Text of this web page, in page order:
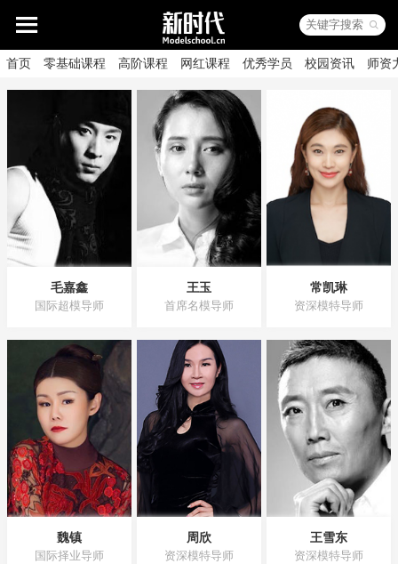
首页 零基础课程 高阶课程 网红课程 优秀学员 校园资讯 师资
毛嘉鑫
国际超模导师
王玉
首席名模导师
常凯琳
资深模特导师
魏镇
国际择业导师
周欣
资深模特导师
王雪东
资深模特导师